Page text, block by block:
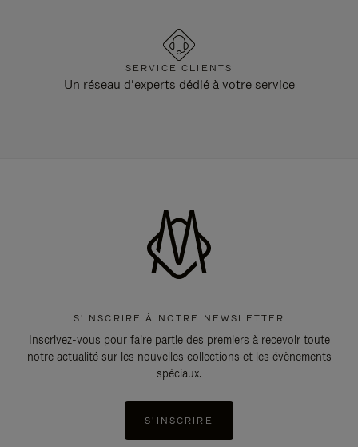
SERVICE CLIENTS
Un réseau d’experts dédié à votre service
S'INSCRIRE À NOTRE NEWSLETTER
Inscrivez-vous pour faire partie des premiers à recevoir toute
notre actualité sur les nouvelles collections et les évènements
spéciaux.
S'INSCRIRE